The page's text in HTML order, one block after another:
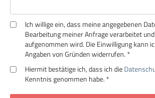
Ich willige ein, dass meine angegebenen
Bearbeitung meiner Anfrage verarbeitet
aufgenommen wird. Die Einwilligung kann
Angaben von Gründen widerrufen. *
Hiermit bestätige ich, dass ich die
Kenntnis genommen habe. *